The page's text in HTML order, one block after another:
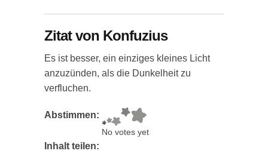
Zitat von Konfuzius
Es ist besser, ein einziges kleines Licht
anzuzünden, als die Dunkelheit zu
verfluchen.
Abstimmen:
No votes yet
Inhalt teilen: